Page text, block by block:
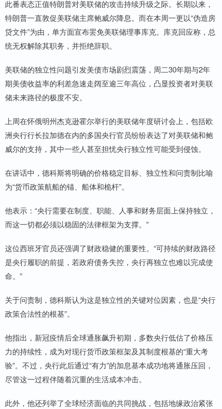
此番表态正值特朗普对美联储的攻击持续升级之际。长期以来，
特朗普一直敦促美联储主席鲍威尔降息。而在本周一更以“伪造房
贷文件”为由，单方面宣布罢免美联储理事库克。库克回应称，总
统无权解除其职务，并拒绝辞职。
美联储的独立性问题引发美债市场剧烈震荡，周二30年期与2年
期美债收益率的利差急速走阔至逾三年高位，凸显投资者对美联
储未来路径的极度不安。
上周在怀俄明州杰克逊霍尔举行的美联储年度研讨会上，包括欧
洲央行行长拉加德在内的多国央行官员纷纷表达了对美联储和鲍
威尔的支持，其中一些人甚至担忧央行独立性可能受到侵蚀。
在讲话中，德科斯将明确的价格稳定目标、独立性和问责制比喻
为“货币政策航船的锚、船体和桅杆”。
他表示：“央行需要在制度、职能、人事和财务层面上保持独立，
而这一切都必须以稳固的法律框架为支撑。”
这位西班牙官员还强调了财政稳健的重要性。“可持续的财政路径
是央行履职的前提，若政府债务失控，央行再独立也难以完成使
命。”
关于问责制，德科斯认为这是独立性的关键对位因素，也是“央行
政策合法性的根基”。
他指出，新冠疫情后全球通胀飙升初期，多数央行低估了价格压
力的持续性，成为对现行货币政策框架及其制度根基的“重大考
验”。不过，央行此后通过“有力”的加息基本成功地将通胀压回，
尽管这一过程伴随着沉重的生活成本冲击。
此外，他还列举了全球经济面临的共同挑战，包括地缘政治紧张